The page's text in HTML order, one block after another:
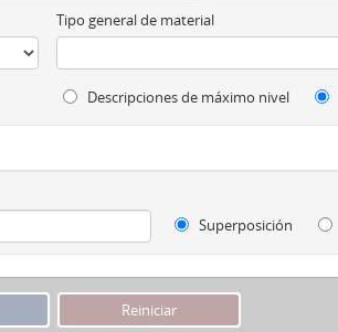
Tipo general de material
Descripciones de máximo nivel
Superposición